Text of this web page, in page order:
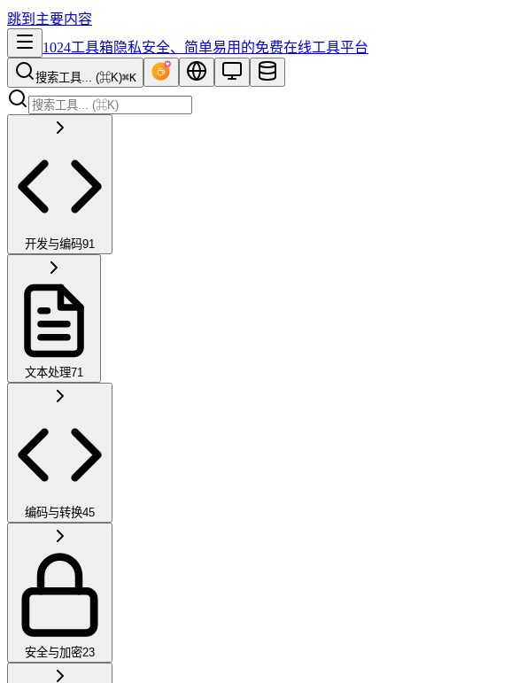
跳到主要内容
1024工具箱隐私安全、简单易用的免费在线工具平台
搜索工具... (⌘K)⌘K
开发与编码91
文本处理71
编码与转换45
安全与加密23